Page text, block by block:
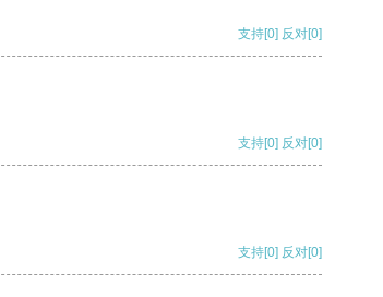
支持[0] 反对[0]
支持[0] 反对[0]
支持[0] 反对[0]